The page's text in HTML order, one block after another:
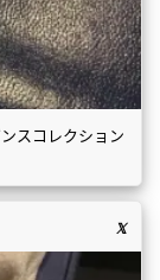
スコレクション